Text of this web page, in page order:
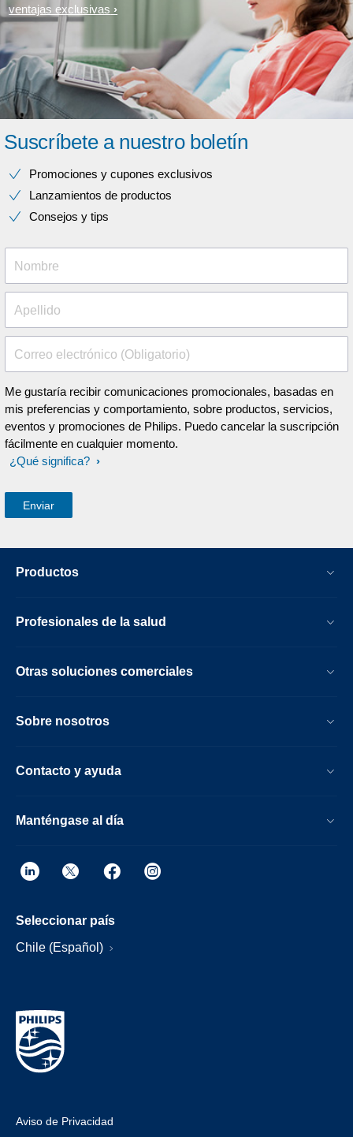
ventajas exclusivas
Suscríbete a nuestro boletín
Promociones y cupones exclusivos
Lanzamientos de productos
Consejos y tips
Nombre
Apellido
Correo electrónico (Obligatorio)
Me gustaría recibir comunicaciones promocionales, basadas en
mis preferencias y comportamiento, sobre productos, servicios,
eventos y promociones de Philips. Puedo cancelar la suscripción
fácilmente en cualquier momento.
¿Qué significa?
Productos
Profesionales de la salud
Otras soluciones comerciales
Sobre nosotros
Contacto y ayuda
Manténgase al día
Seleccionar país
Chile (Español)
Aviso de Privacidad